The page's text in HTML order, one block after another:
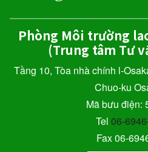
Phòng Môi trường
(Trung tâm Tư
Tầng 10, Tòa nhà chính l-
Chuo-ku
Mã bưu điện:
Tel 06-
Fax 06-